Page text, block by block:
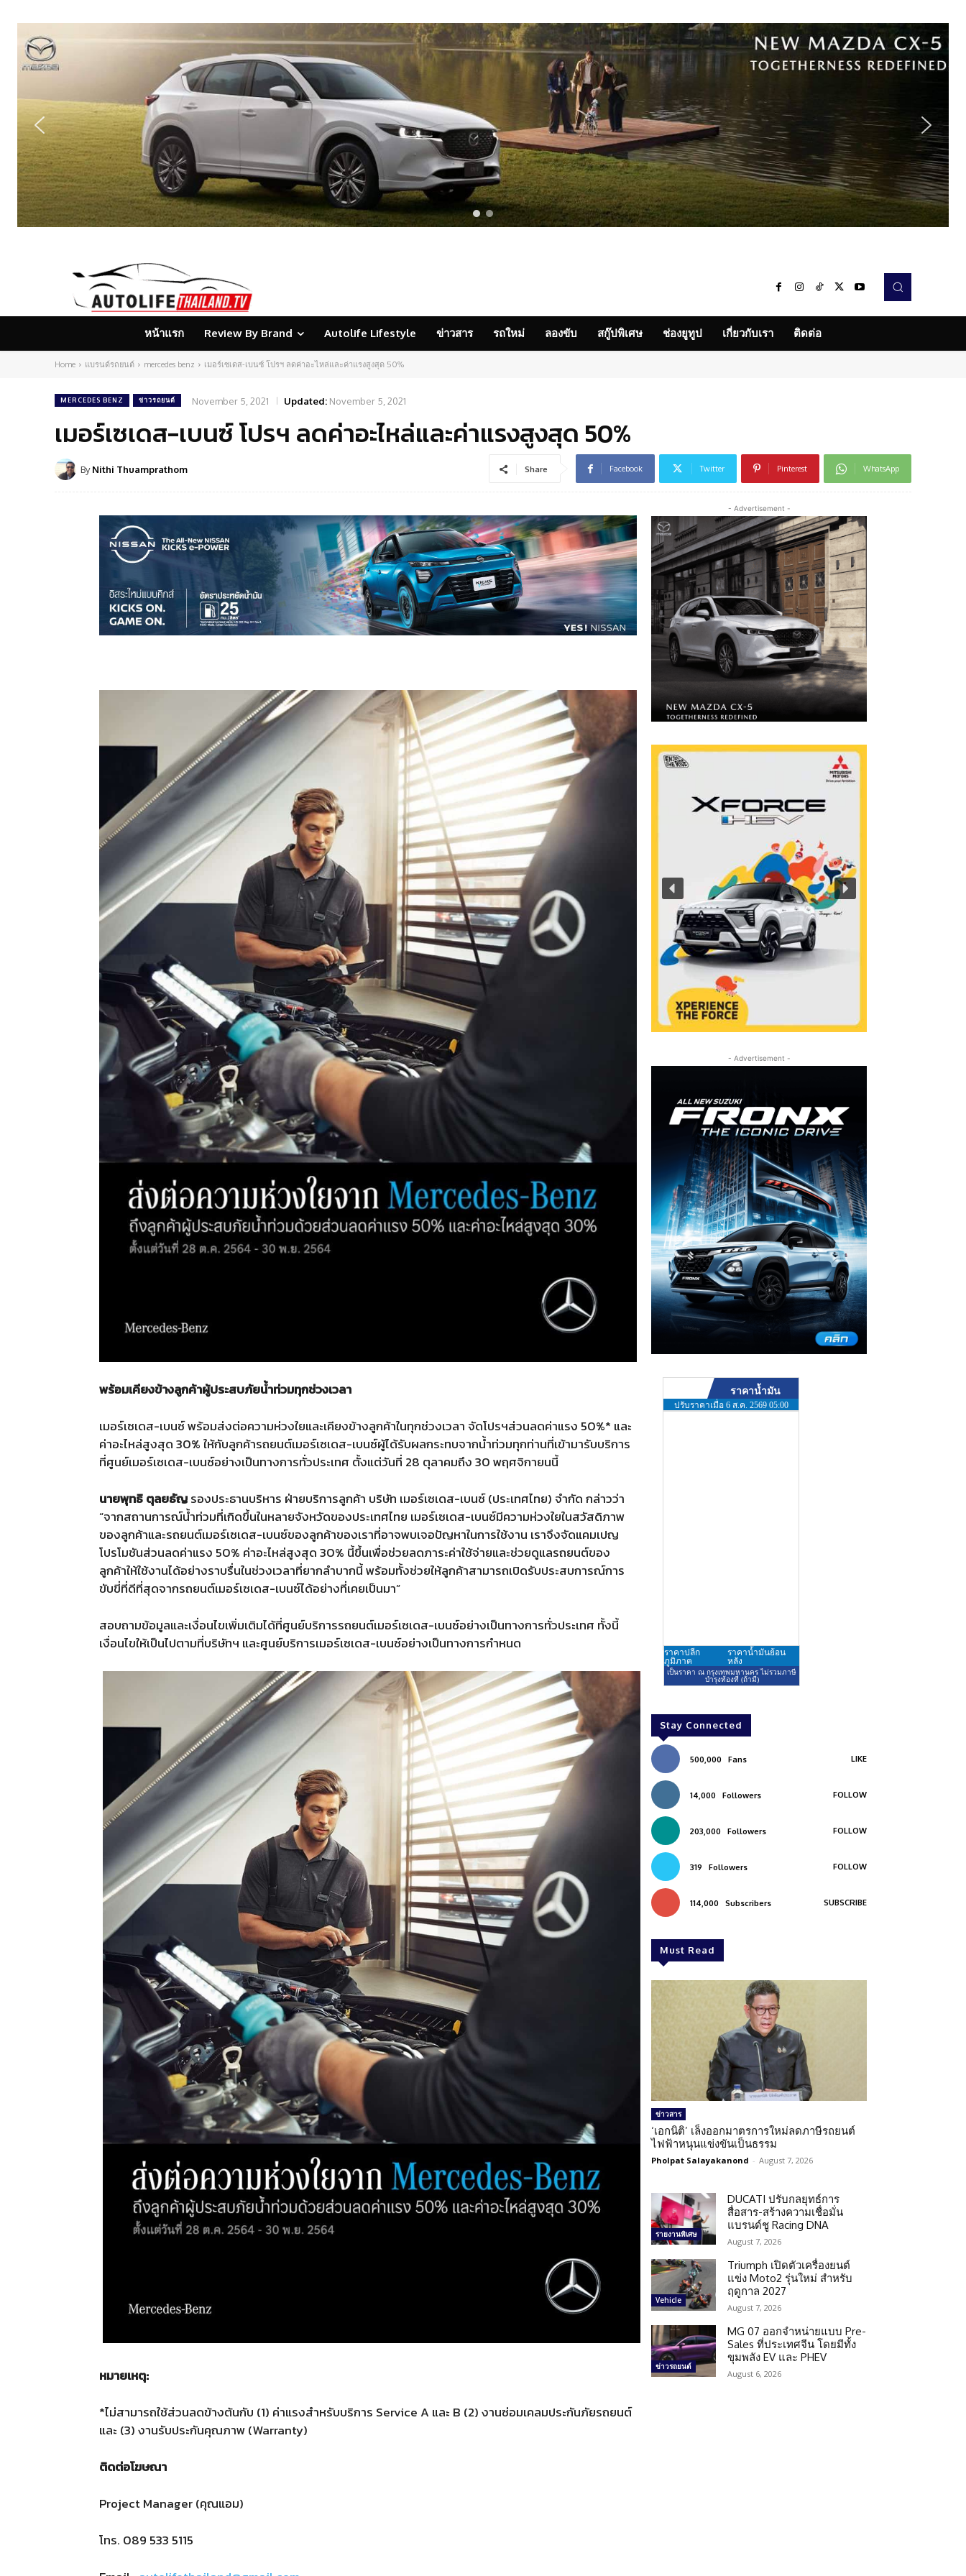
หน้าแรก Review By Brand Autolife Lifestyle ข่าวสาร รถใหม่ ลองขับ สกู๊ปพิเศษ ช่องยูทูป เกี่ยวกับเรา ติดต่อ
Home แบรนด์รถยนต์ mercedes benz เมอร์เซเดส-เบนซ์ โปรฯ ลดค่าอะไหล่และค่าแรงสูงสุด 50%
MERCEDES BENZ ข่าวรถยนต์ November 5, 2021 Updated: November 5, 2021
เมอร์เซเดส-เบนซ์ โปรฯ ลดค่าอะไหล่และค่าแรงสูงสุด 50%
By Nithi Thuamprathom Share Facebook Twitter Pinterest WhatsApp
พร้อมเคียงข้างลูกค้าผู้ประสบภัยน้ำท่วมทุกช่วงเวลา
เมอร์เซเดส-เบนซ์ พร้อมส่งต่อความห่วงใยและเคียงข้างลูกค้าในทุกช่วงเวลา จัดโปรฯส่วนลดค่าแรง 50%* และ
ค่าอะไหล่สูงสุด 30% ให้กับลูกค้ารถยนต์เมอร์เซเดส-เบนซ์ผู้ได้รับผลกระทบจากน้ำท่วมทุกท่านที่เข้ามารับบริการ
ที่ศูนย์เมอร์เซเดส-เบนซ์อย่างเป็นทางการทั่วประเทศ ตั้งแต่วันที่ 28 ตุลาคมถึง 30 พฤศจิกายนนี้
นายพุทธิ ตุลยธัญรองประธานบริหาร ฝ่ายบริการลูกค้า บริษัท เมอร์เซเดส-เบนซ์ (ประเทศไทย) จำกัด กล่าวว่า
“จากสถานการณ์น้ำท่วมที่เกิดขึ้นในหลายจังหวัดของประเทศไทย เมอร์เซเดส-เบนซ์มีความห่วงใยในสวัสดิภาพ
ของลูกค้าและรถยนต์เมอร์เซเดส-เบนซ์ของลูกค้าของเราที่อาจพบเจอปัญหาในการใช้งาน เราจึงจัดแคมเปญ
โปรโมชันส่วนลดค่าแรง 50% ค่าอะไหล่สูงสุด 30% นี้ขึ้นเพื่อช่วยลดภาระค่าใช้จ่ายและช่วยดูแลรถยนต์ของ
ลูกค้าให้ใช้งานได้อย่างราบรื่นในช่วงเวลาที่ยากลำบากนี้ พร้อมทั้งช่วยให้ลูกค้าสามารถเปิดรับประสบการณ์การ
ขับขี่ที่ดีที่สุดจากรถยนต์เมอร์เซเดส-เบนซ์ได้อย่างที่เคยเป็นมา”
สอบถามข้อมูลและเงื่อนไขเพิ่มเติมได้ที่ศูนย์บริการรถยนต์เมอร์เซเดส-เบนซ์อย่างเป็นทางการทั่วประเทศ ทั้งนี้
เงื่อนไขให้เป็นไปตามที่บริษัทฯ และศูนย์บริการเมอร์เซเดส-เบนซ์อย่างเป็นทางการกำหนด
หมายเหตุ:
*ไม่สามารถใช้ส่วนลดข้างต้นกับ (1) ค่าแรงสำหรับบริการ Service A และ B (2) งานซ่อมเคลมประกันภัยรถยนต์
และ (3) งานรับประกันคุณภาพ (Warranty)
ติดต่อโฆษณา
Project Manager (คุณแอม)
โทร. 089 533 5115
- Advertisement -
- Advertisement -
Stay Connected
500,000 Fans LIKE
14,000 Followers FOLLOW
203,000 Followers FOLLOW
319 Followers FOLLOW
114,000 Subscribers SUBSCRIBE
Must Read
ข่าวสาร
‘เอกนิติ’ เล็งออกมาตรการใหม่ลดภาษีรถยนต์
ไฟฟ้าหนุนแข่งขันเป็นธรรม
Pholpat Salayakanond - August 7, 2026
รายงานพิเศษ
DUCATI ปรับกลยุทธ์การ
สื่อสาร-สร้างความเชื่อมั่น
แบรนด์ชู Racing DNA
August 7, 2026
Vehicle
Triumph เปิดตัวเครื่องยนต์
แข่ง Moto2 รุ่นใหม่ สำหรับ
ฤดูกาล 2027
August 7, 2026
ข่าวรถยนต์
MG 07 ออกจำหน่ายแบบ Pre-
Sales ที่ประเทศจีน โดยมีทั้ง
ขุมพลัง EV และ PHEV
August 6, 2026